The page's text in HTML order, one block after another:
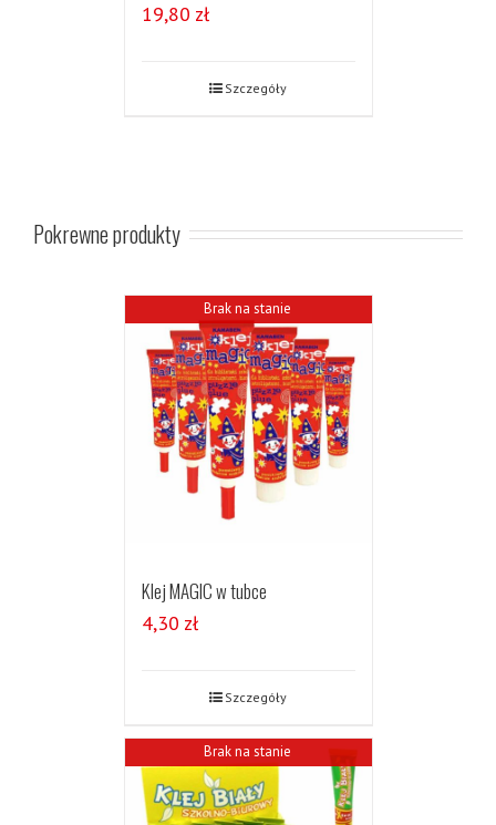
19,80 zł
Szczegóły
Pokrewne produkty
Brak na stanie
Klej MAGIC w tubce
4,30 zł
Szczegóły
Brak na stanie